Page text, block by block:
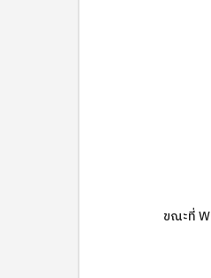
ขณะที่